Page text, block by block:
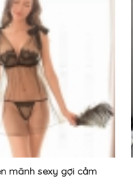
mãnh sexy gợi cảm